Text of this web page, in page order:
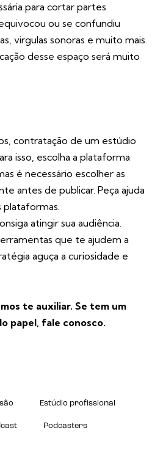
para cortar partes
ou se confundiu
virgulas sonoras e muito mais.
desse espaço será muito
contratação de um estúdio
isso, escolha a plataforma
é necessário escolher as
antes de publicar. Peça ajuda
atingir sua audiência.
que te ajudem a
aguça a curiosidade e
te auxiliar. Se tem um
papel, fale conosco.
Estúdio profissional
Podcasters